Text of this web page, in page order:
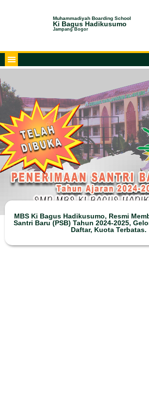
Muhammadiyah Boarding School
Ki Bagus Hadikusumo
Jampang Bogor
MBS Ki Bagus Hadikusumo, Resmi
Santri Baru (PSB) Tahun 2024-2025,
Daftar, Kuota Terbatas.